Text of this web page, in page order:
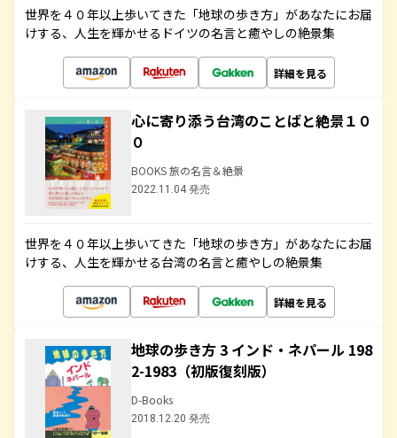
世界を４０年以上歩いてきた「地球の歩き方」があなたにお届
けする、人生を輝かせるドイツの名言と癒やしの絶景集
詳細を見る
心に寄り添う台湾のことばと絶景１０
０
BOOKS 旅の名言＆絶景
2022.11.04 発売
世界を４０年以上歩いてきた「地球の歩き方」があなたにお届
けする、人生を輝かせる台湾の名言と癒やしの絶景集
詳細を見る
地球の歩き方 3 インド・ネパール 198
2-1983（初版復刻版）
D-Books
2018.12.20 発売